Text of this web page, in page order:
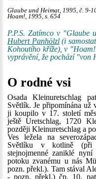
Glaube und Heimat, 1995, č. 9-
Hoam!, 1995, s. 654
P.P.S. Zatímco v "Glaube
Hubert Panhölzl(i
Kohoutího kříže), v
vyprávění, že pochází "von
O rodné vsi
Osada Kleinuretschlag
Světlík. Je připomínána už
ji koupilo v 17. století
ještě Uretschlag, 1720
později Kleinuretschlag a
Ves ležela na
Světlíku v kotlině (při
stejnojmenné zaniklé
potoku zvanému u nás
pozn. překl.). Tam stával
- pozn. překl.) čp. 10,